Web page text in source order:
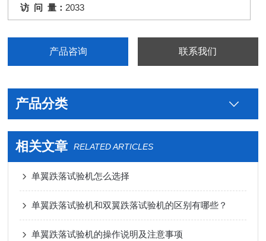
访 问 量： 2033
产品咨询 联系我们
产品分类
相关文章 RELATED ARTICLES
单翼跌落试验机怎么选择
单翼跌落试验机和双翼跌落试验机的区别有哪些？
单翼跌落试验机的操作说明及注意事项